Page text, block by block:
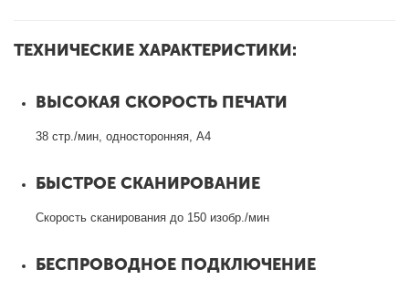
ТЕХНИЧЕСКИЕ ХАРАКТЕРИСТИКИ:
ВЫСОКАЯ СКОРОСТЬ ПЕЧАТИ
38 стр./мин, односторонняя, A4
БЫСТРОЕ СКАНИРОВАНИЕ
Скорость сканирования до 150 изобр./мин
БЕСПРОВОДНОЕ ПОДКЛЮЧЕНИЕ